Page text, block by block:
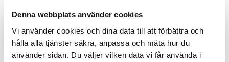
Denna webbplats använder cookies
Vi använder cookies och dina data till att förbättra och
hålla alla tjänster säkra, anpassa och mäta hur du
använder sidan. Du väljer vilken data vi får använda i